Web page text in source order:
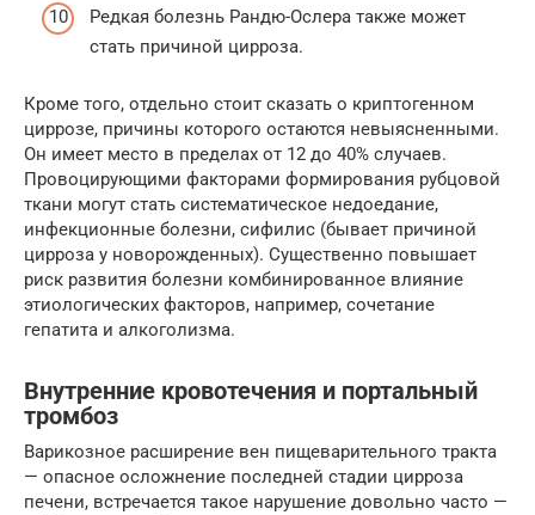
Редкая болезнь Рандю-Ослера также может
стать причиной цирроза.
Кроме того, отдельно стоит сказать о криптогенном
циррозе, причины которого остаются невыясненными.
Он имеет место в пределах от 12 до 40% случаев.
Провоцирующими факторами формирования рубцовой
ткани могут стать систематическое недоедание,
инфекционные болезни, сифилис (бывает причиной
цирроза у новорожденных). Существенно повышает
риск развития болезни комбинированное влияние
этиологических факторов, например, сочетание
гепатита и алкоголизма.
Внутренние кровотечения и портальный
тромбоз
Варикозное расширение вен пищеварительного тракта
— опасное осложнение последней стадии цирроза
печени, встречается такое нарушение довольно часто —